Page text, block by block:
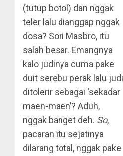
(tutup botol) dan nggak
teler lalu dianggap nggak
dosa? Sori Masbro, itu
salah besar. Emangnya
kalo judinya cuma pake
duit serebu perak lalu judi
ditolerir sebagai ‘sekadar
maen-maen’? Aduh,
nggak banget deh. So,
pacaran itu sejatinya
dilarang total, nggak pake